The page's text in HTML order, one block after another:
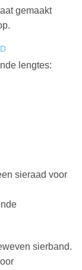
gemaakt
lengtes:
sieraad voor
sierband.